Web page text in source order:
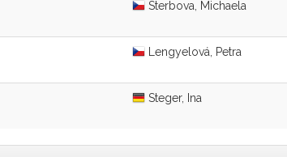
Sterbova, Michaela
Lengyelová, Petra
Steger, Ina